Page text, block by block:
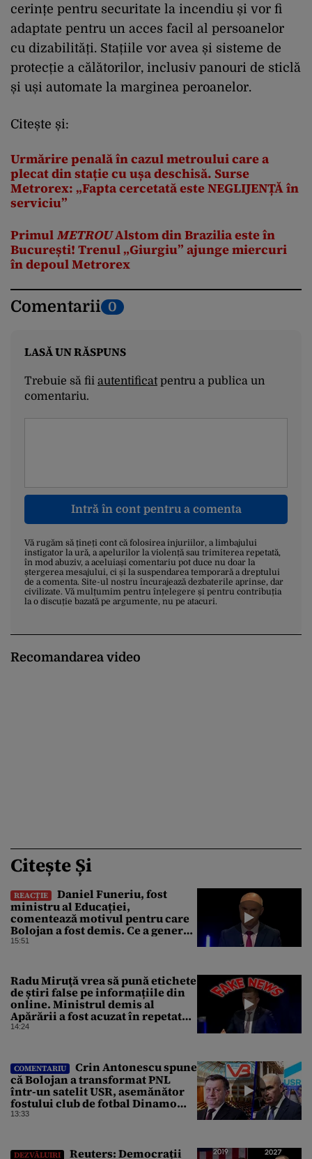
cerințe pentru securitate la incendiu și vor fi
adaptate pentru un acces facil al persoanelor
cu dizabilități. Stațiile vor avea și sisteme de
protecție a călătorilor, inclusiv panouri de sticlă
și uși automate la marginea peroanelor.
Citește și:
Urmărire penală în cazul metroului care a
plecat din stație cu ușa deschisă. Surse
Metrorex: „Fapta cercetată este NEGLIJENȚĂ în
serviciu”
PrimulMETROUAlstom din Brazilia este în
București! Trenul „Giurgiu” ajunge miercuri
în depoul Metrorex
Comentarii 0
LASĂ UN RĂSPUNS
Trebuie să fii autentificatpentru a publica un
comentariu.
Intră în cont pentru a comenta
Vă rugăm să țineți cont că folosirea injuriilor, a limbajului
instigator la ură, a apelurilor la violență sau trimiterea repetată,
în mod abuziv, a aceluiași comentariu pot duce nu doar la
ștergerea mesajului, ci și la suspendarea temporară a dreptului
de a comenta. Site-ul nostru încurajează dezbaterile aprinse, dar
civilizate. Vă mulțumim pentru înțelegere și pentru contribuția
la o discuție bazată pe argumente, nu pe atacuri.
Recomandarea video
Citește Și
REACȚIE
Daniel Funeriu, fost
ministru al Educației,
comentează motivul pentru care
Bolojan a fost demis. Ce a generat
eșecul guvernării
15:51
Radu Miruţă vrea să pună etichete
de știri false pe informațiile din
online. Ministrul demis al
Apărării a fost acuzat în repetate
rânduri că răspândeşte el însuși
14:24
COMENTARIU
Crin Antonescu spune
că Bolojan a transformat PNL
într-un satelit USR, asemănător
fostului club de fotbal Dinamo
Victoria, care a aparținut Miliției
13:33
DEZVĂLUIRI
Reuters: Democrații